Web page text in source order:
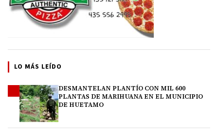
LO MÁS LEÍDO
DESMANTELAN PLANTÍO CON MIL 600
PLANTAS DE MARIHUANA EN EL MUNICIPIO
DE HUETAMO